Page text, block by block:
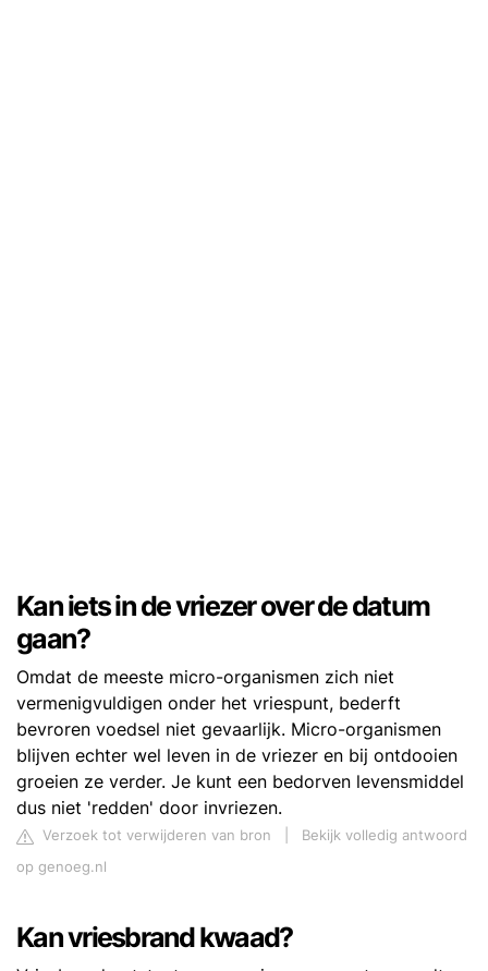
Kan iets in de vriezer over de datum
gaan?
Omdat de meeste micro-organismen zich niet
vermenigvuldigen onder het vriespunt, bederft
bevroren voedsel niet gevaarlijk. Micro-organismen
blijven echter wel leven in de vriezer en bij ontdooien
groeien ze verder. Je kunt een bedorven levensmiddel
dus niet 'redden' door invriezen.
Verzoek tot verwijderen van bron
Bekijk volledig antwoord
op genoeg.nl
Kan vriesbrand kwaad?